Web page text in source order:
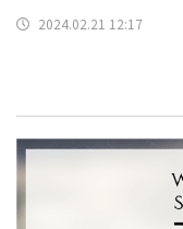
2024.02.21 12:17